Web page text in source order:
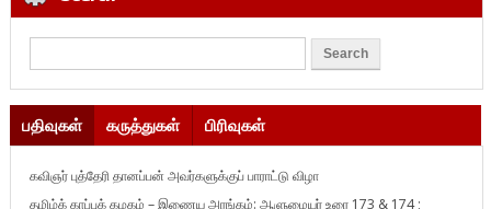
பதிவுகள் கருத்துகள் பிரிவுகள்
கவிஞர் புத்தேரி தானப்பன் அவர்களுக்குப் பாராட்டு விழா
தமிழ்க் காப்புக் கழகம் – இணைய அரங்கம்: ஆளுமையர் உரை 173 & 174 ;